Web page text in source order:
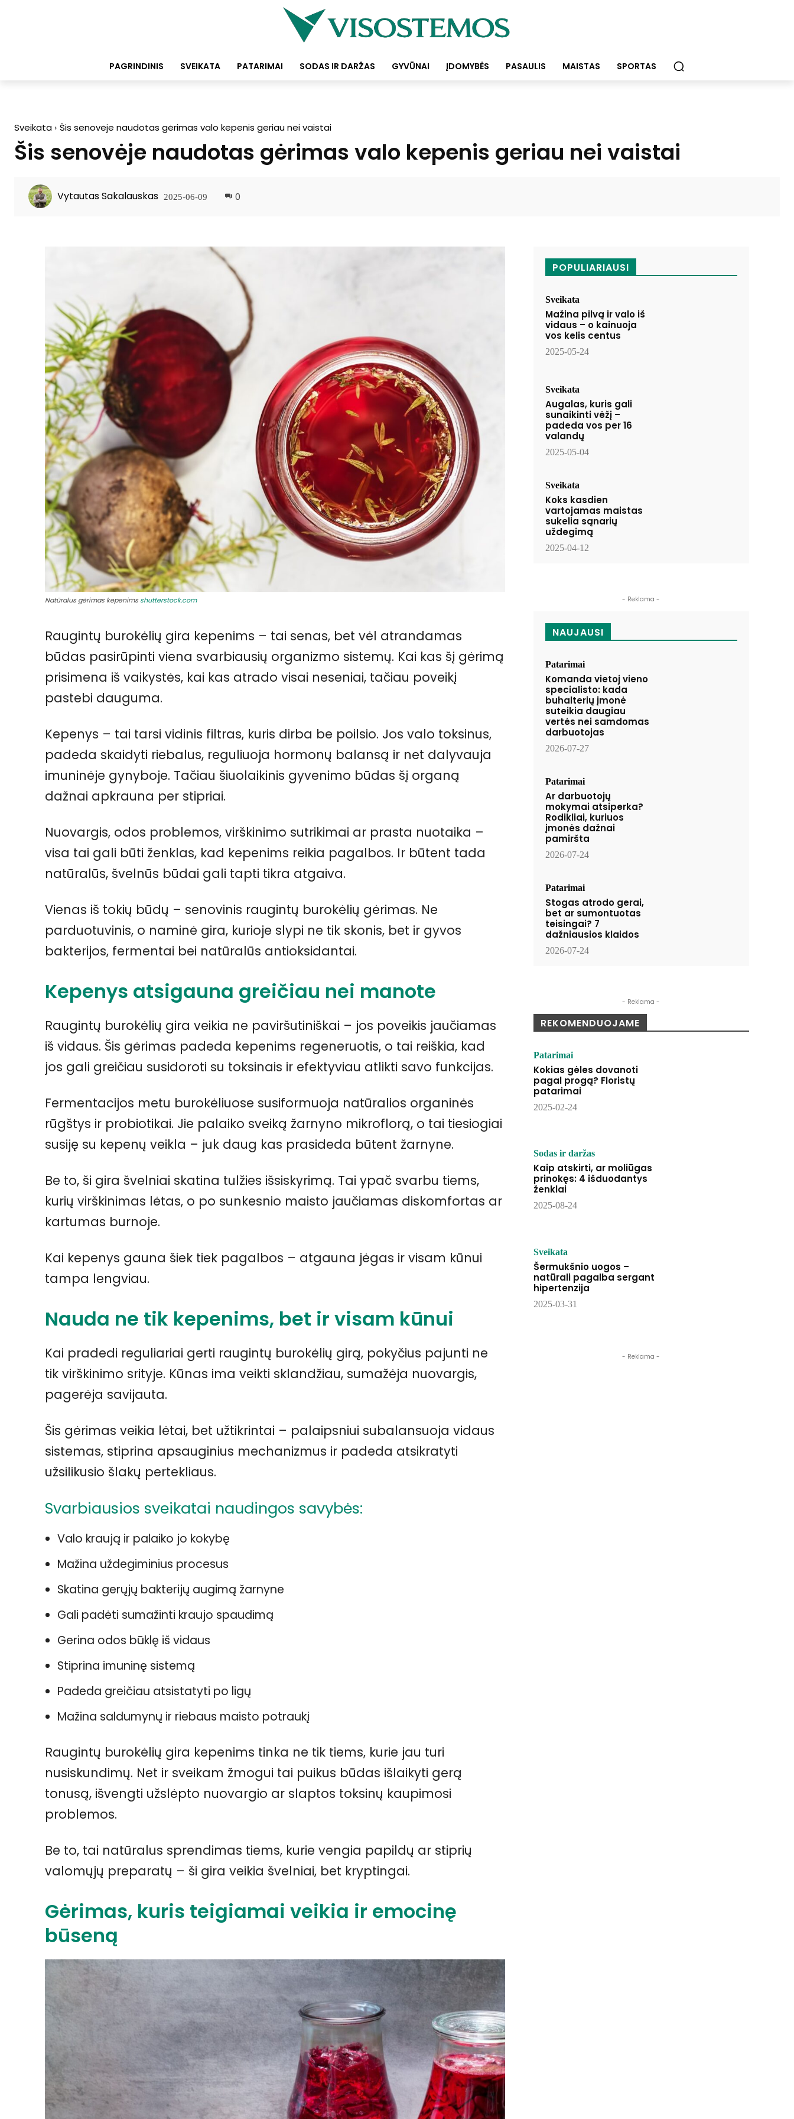
PAGRINDINIS SVEIKATA PATARIMAI SODAS IR DARŽAS GYVŪNAI ĮDOMYBĖS PASAULIS MAISTAS SPORTAS
Sveikata Šis senovėje naudotas gėrimas valo kepenis geriau nei vaistai
Šis senovėje naudotas gėrimas valo kepenis geriau nei vaistai
Vytautas Sakalauskas 2025-06-09 0
Natūralus gėrimas kepenimsshutterstock.com
Raugintų burokėlių gira kepenims – tai senas, bet vėl atrandamas
būdas pasirūpinti viena svarbiausių organizmo sistemų. Kai kas šį gėrimą
prisimena iš vaikystės, kai kas atrado visai neseniai, tačiau poveikį
pastebi dauguma.
Kepenys – tai tarsi vidinis filtras, kuris dirba be poilsio. Jos valo toksinus,
padeda skaidyti riebalus, reguliuoja hormonų balansą ir net dalyvauja
imuninėje gynyboje. Tačiau šiuolaikinis gyvenimo būdas šį organą
dažnai apkrauna per stipriai.
Nuovargis, odos problemos, virškinimo sutrikimai ar prasta nuotaika –
visa tai gali būti ženklas, kad kepenims reikia pagalbos. Ir būtent tada
natūralūs, švelnūs būdai gali tapti tikra atgaiva.
Vienas iš tokių būdų – senovinis raugintų burokėlių gėrimas. Ne
parduotuvinis, o naminė gira, kurioje slypi ne tik skonis, bet ir gyvos
bakterijos, fermentai bei natūralūs antioksidantai.
Kepenys atsigauna greičiau nei manote
Raugintų burokėlių gira veikia ne paviršutiniškai – jos poveikis jaučiamas
iš vidaus. Šis gėrimas padeda kepenims regeneruotis, o tai reiškia, kad
jos gali greičiau susidoroti su toksinais ir efektyviau atlikti savo funkcijas.
Fermentacijos metu burokėliuose susiformuoja natūralios organinės
rūgštys ir probiotikai. Jie palaiko sveiką žarnyno mikroflorą, o tai tiesiogiai
susiję su kepenų veikla – juk daug kas prasideda būtent žarnyne.
Be to, ši gira švelniai skatina tulžies išsiskyrimą. Tai ypač svarbu tiems,
kurių virškinimas lėtas, o po sunkesnio maisto jaučiamas diskomfortas ar
kartumas burnoje.
Kai kepenys gauna šiek tiek pagalbos – atgauna jėgas ir visam kūnui
tampa lengviau.
Nauda ne tik kepenims, bet ir visam kūnui
Kai pradedi reguliariai gerti raugintų burokėlių girą, pokyčius pajunti ne
tik virškinimo srityje. Kūnas ima veikti sklandžiau, sumažėja nuovargis,
pagerėja savijauta.
Šis gėrimas veikia lėtai, bet užtikrintai – palaipsniui subalansuoja vidaus
sistemas, stiprina apsauginius mechanizmus ir padeda atsikratyti
užsilikusio šlakų pertekliaus.
Svarbiausios sveikatai naudingos savybės:
Valo kraują ir palaiko jo kokybę
Mažina uždegiminius procesus
Skatina gerųjų bakterijų augimą žarnyne
Gali padėti sumažinti kraujo spaudimą
Gerina odos būklę iš vidaus
Stiprina imuninę sistemą
Padeda greičiau atsistatyti po ligų
Mažina saldumynų ir riebaus maisto potraukį
Raugintų burokėlių gira kepenims tinka ne tik tiems, kurie jau turi
nusiskundimų. Net ir sveikam žmogui tai puikus būdas išlaikyti gerą
tonusą, išvengti užslėpto nuovargio ar slaptos toksinų kaupimosi
problemos.
Be to, tai natūralus sprendimas tiems, kurie vengia papildų ar stiprių
valomųjų preparatų – ši gira veikia švelniai, bet kryptingai.
Gėrimas, kuris teigiamai veikia ir emocinę
būseną
POPULIARIAUSI
Sveikata
Mažina pilvą ir valo iš
vidaus – o kainuoja
vos kelis centus
2025-05-24
Sveikata
Augalas, kuris gali
sunaikinti vėžį –
padeda vos per 16
valandų
2025-05-04
Sveikata
Koks kasdien
vartojamas maistas
sukelia sąnarių
uždegimą
2025-04-12
- Reklama -
NAUJAUSI
Patarimai
Komanda vietoj vieno
specialisto: kada
buhalterių įmonė
suteikia daugiau
vertės nei samdomas
darbuotojas
2026-07-27
Patarimai
Ar darbuotojų
mokymai atsiperka?
Rodikliai, kuriuos
įmonės dažnai
pamiršta
2026-07-24
Patarimai
Stogas atrodo gerai,
bet ar sumontuotas
teisingai? 7
dažniausios klaidos
2026-07-24
- Reklama -
REKOMENDUOJAME
Patarimai
Kokias gėles dovanoti
pagal progą? Floristų
patarimai
2025-02-24
Sodas ir daržas
Kaip atskirti, ar moliūgas
prinokęs: 4 išduodantys
ženklai
2025-08-24
Sveikata
Šermukšnio uogos –
natūrali pagalba sergant
hipertenzija
2025-03-31
- Reklama -